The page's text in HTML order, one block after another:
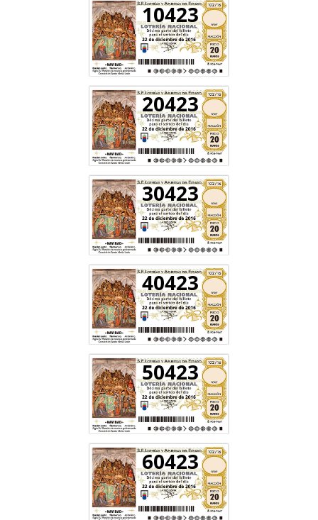
10423
20423
30423
40423
50423
60423